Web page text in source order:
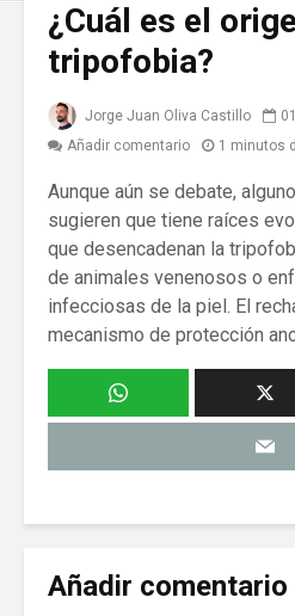
¿Cuál es el
tripofobia?
Jorge Juan Oliva Castillo
Añadir comentario
1 minutos
Aunque aún se debate,
sugieren que tiene raíces
que desencadenan la
de animales venenosos o
infecciosas de la piel. El
mecanismo de protección
Añadir comentario